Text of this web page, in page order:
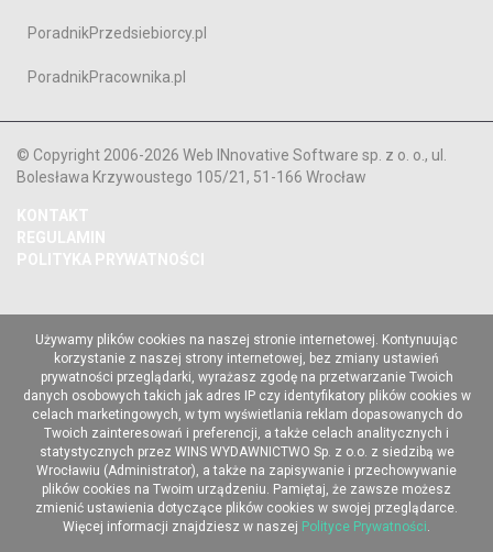
PoradnikPrzedsiebiorcy.pl
PoradnikPracownika.pl
© Copyright 2006-2026 Web INnovative Software sp. z o. o., ul.
Bolesława Krzywoustego 105/21, 51-166 Wrocław
KONTAKT
REGULAMIN
POLITYKA PRYWATNOŚCI
Używamy plików cookies na naszej stronie internetowej. Kontynuując
korzystanie z naszej strony internetowej, bez zmiany ustawień
prywatności przeglądarki, wyrażasz zgodę na przetwarzanie Twoich
danych osobowych takich jak adres IP czy identyfikatory plików cookies w
celach marketingowych, w tym wyświetlania reklam dopasowanych do
Twoich zainteresowań i preferencji, a także celach analitycznych i
statystycznych przez WINS WYDAWNICTWO Sp. z o.o. z siedzibą we
Wrocławiu (Administrator), a także na zapisywanie i przechowywanie
plików cookies na Twoim urządzeniu. Pamiętaj, że zawsze możesz
zmienić ustawienia dotyczące plików cookies w swojej przeglądarce.
Więcej informacji znajdziesz w naszej Polityce Prywatności.